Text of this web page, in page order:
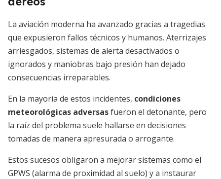
La aviación moderna ha avanzado gracias a tragedias
que expusieron fallos técnicos y humanos. Aterrizajes
arriesgados, sistemas de alerta desactivados o
ignorados y maniobras bajo presión han dejado
consecuencias irreparables.
En la mayoría de estos incidentes, condiciones
meteorológicas adversasfueron el detonante, pero
la raíz del problema suele hallarse en decisiones
tomadas de manera apresurada o arrogante.
Estos sucesos obligaron a mejorar sistemas como el
GPWS (alarma de proximidad al suelo) y a instaurar